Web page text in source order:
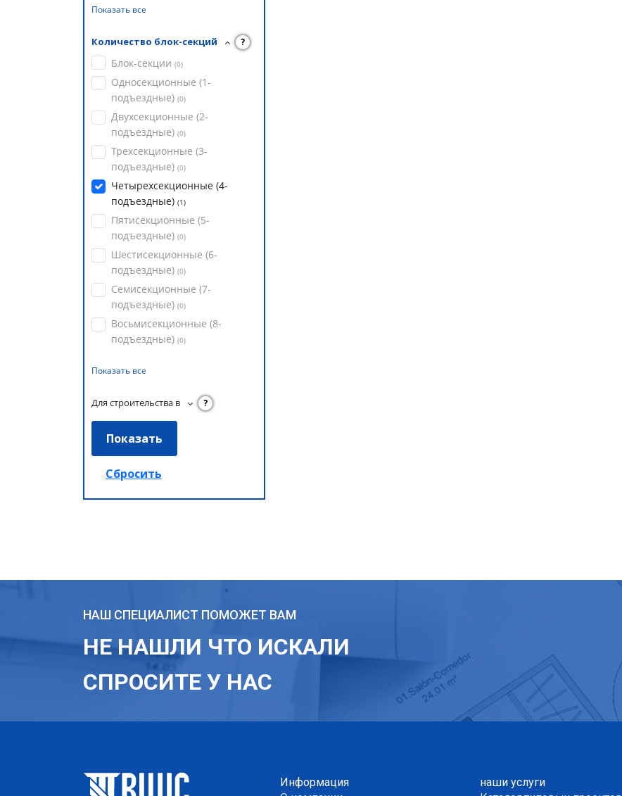
Показать все
Количество блок-секций ?
Блок-секции (0)
Односекционные (1-
подъездные) (0)
Двухсекционные (2-
подъездные) (0)
Трехсекционные (3-
подъездные) (0)
Четырехсекционные (4-
подъездные) (1)
Пятисекционные (5-
подъездные) (0)
Шестисекционные (6-
подъездные) (0)
Семисекционные (7-
подъездные) (0)
Восьмисекционные (8-
подъездные) (0)
Показать все
Для строительства в ?
НАШ СПЕЦИАЛИСТ ПОМОЖЕТ ВАМ
НЕ НАШЛИ ЧТО ИСКАЛИ
СПРОСИТЕ У НАС
Информация
наши услуги